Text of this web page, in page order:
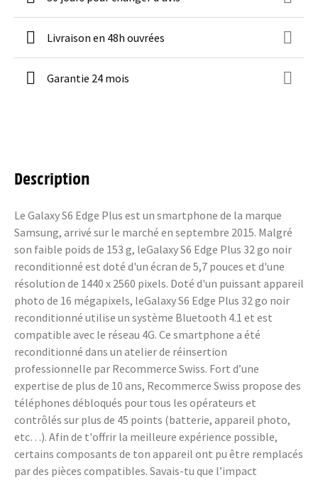
Livraison en 48h ouvrées
Garantie 24 mois
Description
Le Galaxy S6 Edge Plus est un smartphone de la marque
Samsung, arrivé sur le marché en septembre 2015. Malgré
son faible poids de 153 g, leGalaxy S6 Edge Plus 32 go noir
reconditionné est doté d'un écran de 5,7 pouces et d'une
résolution de 1440 x 2560 pixels. Doté d'un puissant appareil
photo de 16 mégapixels, leGalaxy S6 Edge Plus 32 go noir
reconditionné utilise un système Bluetooth 4.1 et est
compatible avec le réseau 4G. Ce smartphone a été
reconditionné dans un atelier de réinsertion
professionnelle par Recommerce Swiss. Fort d’une
expertise de plus de 10 ans, Recommerce Swiss propose des
téléphones débloqués pour tous les opérateurs et
contrôlés sur plus de 45 points (batterie, appareil photo,
etc…). Afin de t'offrir la meilleure expérience possible,
certains composants de ton appareil ont pu être remplacés
par des pièces compatibles. Savais-tu que l’impact